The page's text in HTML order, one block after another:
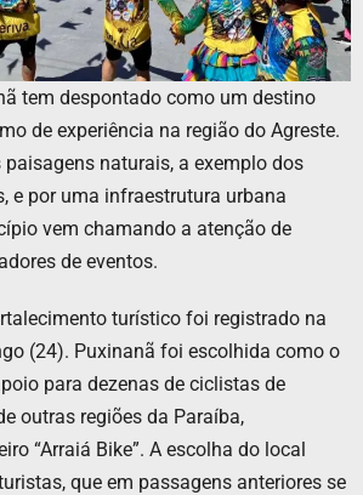
tem despontado como um destino
de experiência na região do Agreste.
paisagens naturais, a exemplo dos
e por uma infraestrutura urbana
vem chamando a atenção de
de eventos.
turístico foi registrado na
(24). Puxinanã foi escolhida como o
para dezenas de ciclistas de
outras regiões da Paraíba,
“Arraiá Bike”. A escolha do local
que em passagens anteriores se